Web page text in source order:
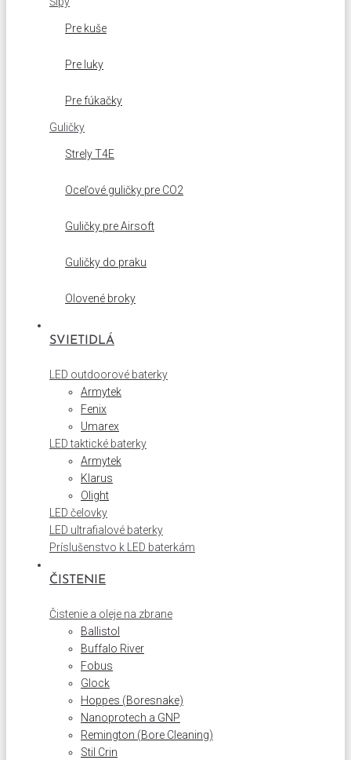
Pre kuše
Pre luky
Pre fúkačky
Guličky
Strely T4E
Oceľové guličky pre CO2
Guličky pre Airsoft
Guličky do praku
Olovené broky
SVIETIDLÁ
LED outdoorové baterky
Armytek
Fenix
Umarex
LED taktické baterky
Armytek
Klarus
Olight
LED čelovky
LED ultrafialové baterky
Príslušenstvo k LED baterkám
ČISTENIE
Čistenie a oleje na zbrane
Ballistol
Buffalo River
Fobus
Glock
Hoppes (Boresnake)
Nanoprotech a GNP
Remington (Bore Cleaning)
Stil Crin